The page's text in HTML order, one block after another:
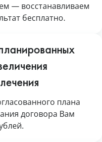
— восстанавливаем
бесплатно.
плана
договора Вам